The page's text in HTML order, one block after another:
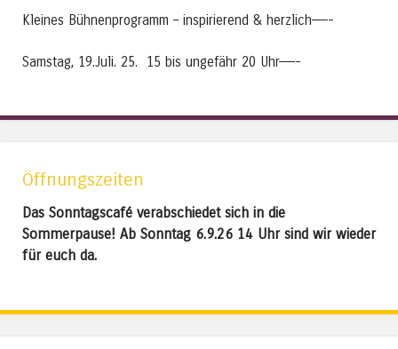
Kleines Bühnenprogramm – inspirierend & herzlich——-
Samstag, 19.Juli. 25. 15 bis ungefähr 20 Uhr——-
Öffnungszeiten
Das Sonntagscafé verabschiedet sich in die
Sommerpause! Ab Sonntag 6.9.26 14 Uhr sind wir wieder
für euch da.